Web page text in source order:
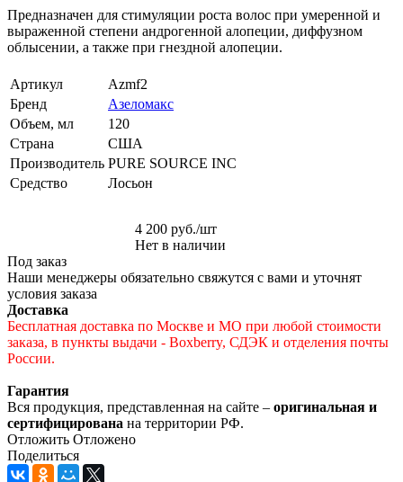
Предназначен для стимуляции роста волос при умеренной и
выраженной степени андрогенной алопеции, диффузном
облысении, а также при гнездной алопеции.
Артикул
Azmf2
Бренд
Азеломакс
Объем, мл
120
Страна
США
Производитель PURE SOURCE INC
Средство
Лосьон
4 200 руб./шт
Нет в наличии
Под заказ
Наши менеджеры обязательно свяжутся с вами и уточнят
условия заказа
Доставка
Бесплатная доставка по Москве и МО при любой стоимости
заказа, в пункты выдачи - Boxberry, СДЭК и отделения почты
России.
Гарантия
Вся продукция, представленная на сайте – оригинальная и
сертифицирована на территории РФ.
Отложить Отложено
Поделиться